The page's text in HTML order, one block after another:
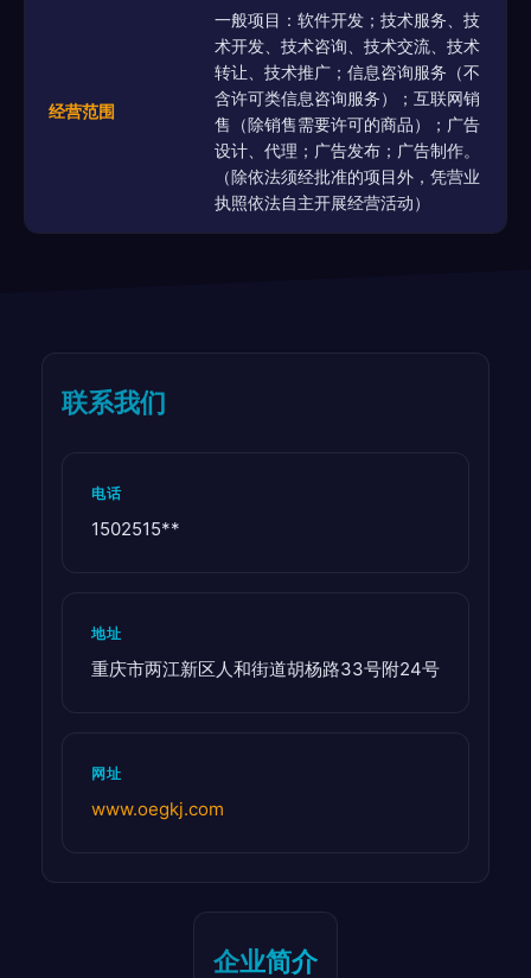
经营范围
一般项目：软件开发；技术服务、技
术开发、技术咨询、技术交流、技术
转让、技术推广；信息咨询服务（不
含许可类信息咨询服务）；互联网销
售（除销售需要许可的商品）；广告
设计、代理；广告发布；广告制作。
（除依法须经批准的项目外，凭营业
执照依法自主开展经营活动）
联系我们
电话
1502515**
地址
重庆市两江新区人和街道胡杨路33号附24号
网址
www.oegkj.com
企业简介